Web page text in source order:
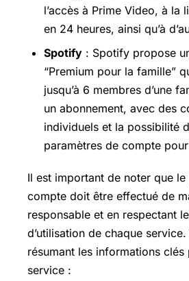
l’accès à Prime Video, à la
en 24 heures, ainsi qu’à
Spotify : Spotify propose
“Premium pour la famille”
jusqu’à 6 membres d’une
un abonnement, avec des
individuels et la possibilité
paramètres de compte
Il est important de noter que
compte doit être effectué de
responsable et en respectant
d’utilisation de chaque
résumant les informations clés
service :